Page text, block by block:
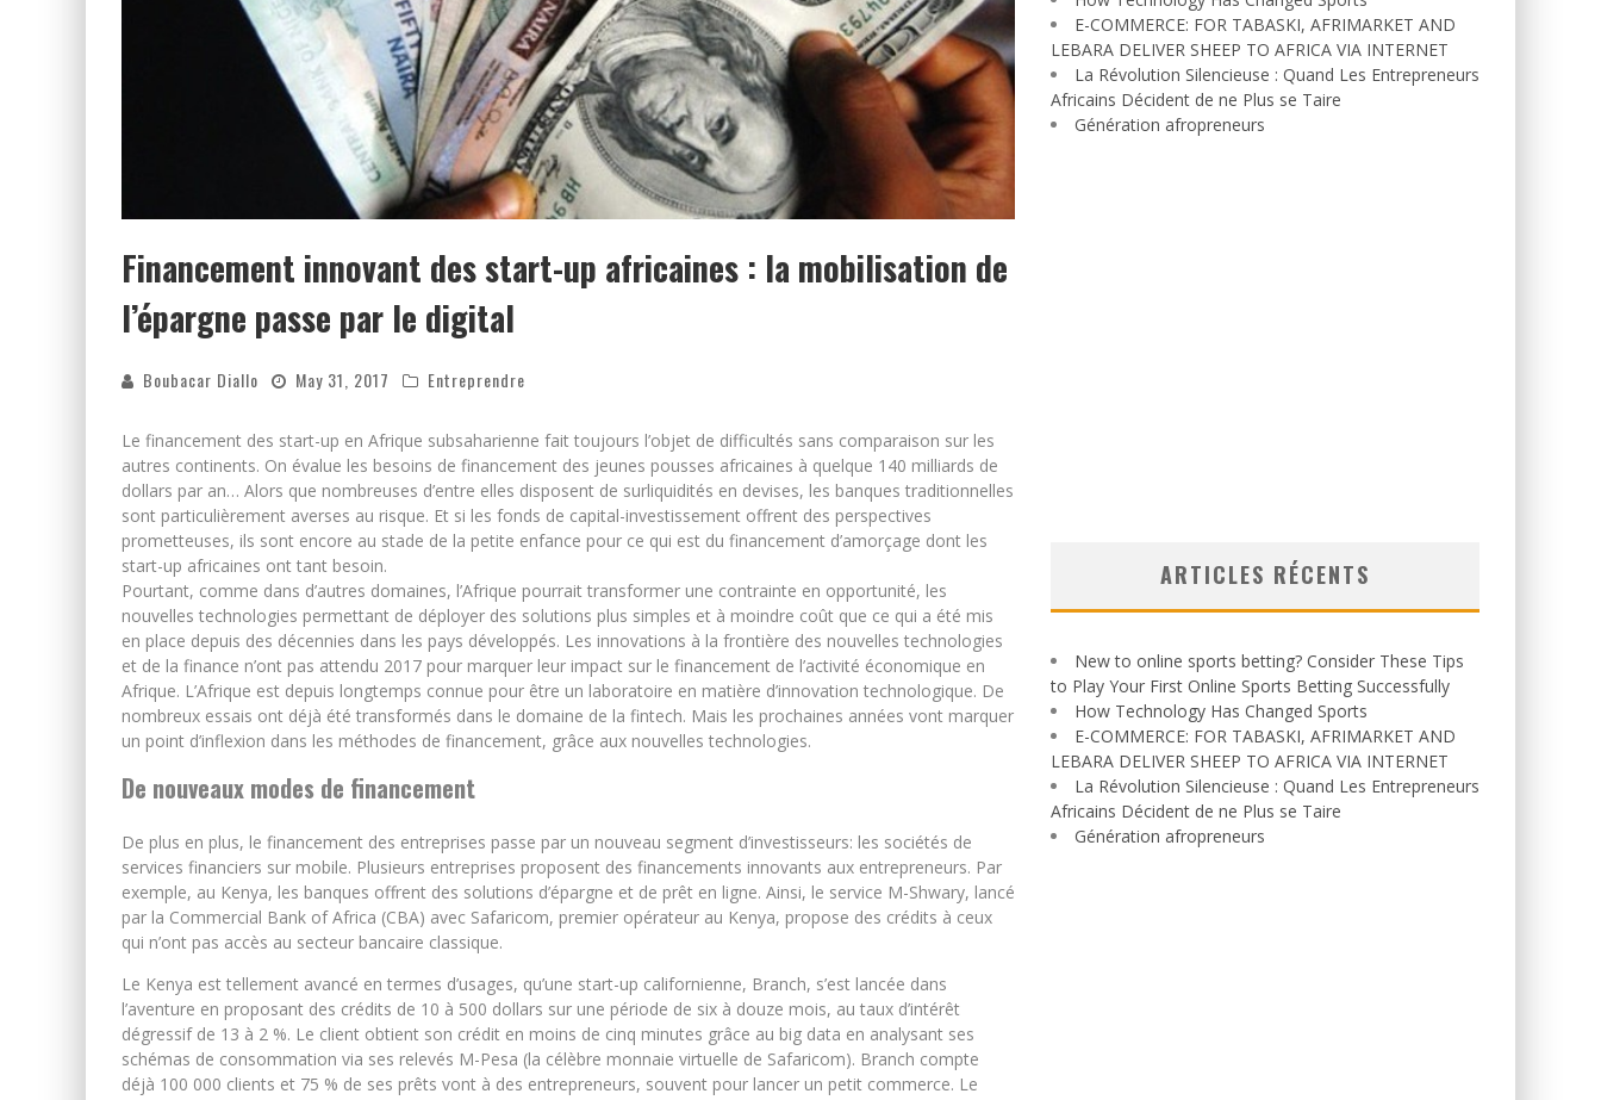
Financement innovant des start-up africaines : la mobilisation de
l’épargne passe par le digital
Boubacar Diallo May 31, 2017 Entreprendre
Le financement des start-up en Afrique subsaharienne fait toujours l’objet de difficultés sans comparaison sur les
autres continents. On évalue les besoins de financement des jeunes pousses africaines à quelque 140 milliards de
dollars par an… Alors que nombreuses d’entre elles disposent de surliquidités en devises, les banques traditionnelles
sont particulièrement averses au risque. Et si les fonds de capital-investissement offrent des perspectives
prometteuses, ils sont encore au stade de la petite enfance pour ce qui est du financement d’amorçage dont les
start-up africaines ont tant besoin.
Pourtant, comme dans d’autres domaines, l’Afrique pourrait transformer une contrainte en opportunité, les
nouvelles technologies permettant de déployer des solutions plus simples et à moindre coût que ce qui a été mis
en place depuis des décennies dans les pays développés. Les innovations à la frontière des nouvelles technologies
et de la finance n’ont pas attendu 2017 pour marquer leur impact sur le financement de l’activité économique en
Afrique. L’Afrique est depuis longtemps connue pour être un laboratoire en matière d’innovation technologique. De
nombreux essais ont déjà été transformés dans le domaine de la fintech. Mais les prochaines années vont marquer
un point d’inflexion dans les méthodes de financement, grâce aux nouvelles technologies.
De nouveaux modes de financement
De plus en plus, le financement des entreprises passe par un nouveau segment d’investisseurs: les sociétés de
services financiers sur mobile. Plusieurs entreprises proposent des financements innovants aux entrepreneurs. Par
exemple, au Kenya, les banques offrent des solutions d’épargne et de prêt en ligne. Ainsi, le service M-Shwary, lancé
par la Commercial Bank of Africa (CBA) avec Safaricom, premier opérateur au Kenya, propose des crédits à ceux
qui n’ont pas accès au secteur bancaire classique.
Le Kenya est tellement avancé en termes d’usages, qu’une start-up californienne, Branch, s’est lancée dans
l’aventure en proposant des crédits de 10 à 500 dollars sur une période de six à douze mois, au taux d’intérêt
dégressif de 13 à 2 %. Le client obtient son crédit en moins de cinq minutes grâce au big data en analysant ses
schémas de consommation via ses relevés M-Pesa (la célèbre monnaie virtuelle de Safaricom). Branch compte
déjà 100 000 clients et 75 % de ses prêts vont à des entrepreneurs, souvent pour lancer un petit commerce. Le
E-COMMERCE: FOR TABASKI, AFRIMARKET AND
LEBARA DELIVER SHEEP TO AFRICA VIA INTERNET
La Révolution Silencieuse : Quand Les Entrepreneurs
Africains Décident de ne Plus se Taire
Génération afropreneurs
ARTICLES RÉCENTS
New to online sports betting? Consider These Tips
to Play Your First Online Sports Betting Successfully
How Technology Has Changed Sports
E-COMMERCE: FOR TABASKI, AFRIMARKET AND
LEBARA DELIVER SHEEP TO AFRICA VIA INTERNET
La Révolution Silencieuse : Quand Les Entrepreneurs
Africains Décident de ne Plus se Taire
Génération afropreneurs